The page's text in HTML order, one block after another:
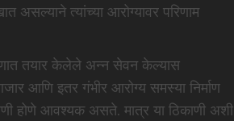
असल्याने त्यांच्या आरोग्यावर परिणाम
तयार केलेले अन्न सेवन केल्यास
आणि इतर गंभीर आरोग्य समस्या निर्माण
होणे आवश्यक असते. मात्र या ठिकाणी अशी